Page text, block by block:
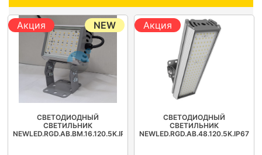
Акция NEW
СВЕТОДИОДНЫЙ
СВЕТИЛЬНИК
NEWLED.RGD.AB.BM.16.120.5K.IP67
Акция
СВЕТОДИОДНЫЙ
СВЕТИЛЬНИК
NEWLED.RGD.AB.48.120.5K.IP67